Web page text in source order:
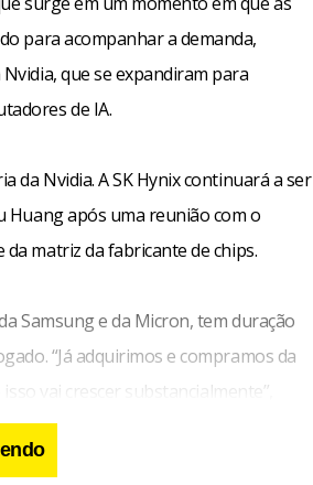
para acompanhar a demanda,
que se expandiram para
de IA.
da Nvidia. A SK Hynix continuará a ser
Huang após uma reunião com o
da matriz da fabricante de chips.
Samsung e da Micron, tem duração
“Já adquirimos e compramos da
vai crescer substancialmente”,